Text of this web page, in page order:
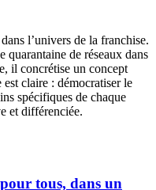
l’univers de la franchise.
quarantaine de réseaux dans
il concrétise un concept
claire : démocratiser le
spécifiques de chaque
et différenciée.
tous, dans un